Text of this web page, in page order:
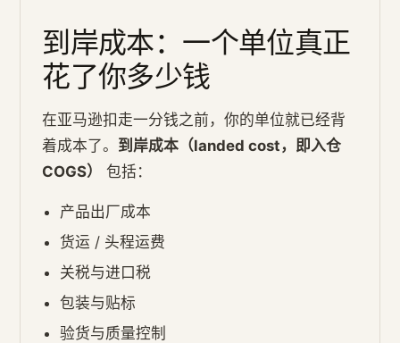
到岸成本：一个单位真正
花了你多少钱
在亚马逊扣走一分钱之前，你的单位就已经背
着成本了。 到岸成本（landed cost，即入仓
COGS）
包括：
产品出厂成本
货运 / 头程运费
关税与进口税
包装与贴标
验货与质量控制